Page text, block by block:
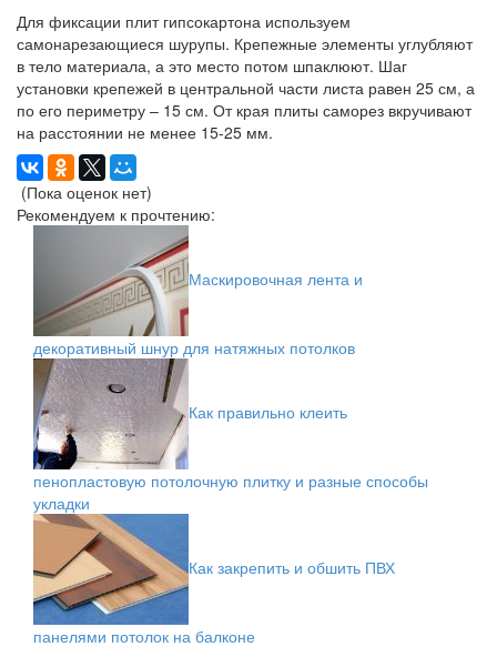
Для фиксации плит гипсокартона используем
самонарезающиеся шурупы. Крепежные элементы углубляют
в тело материала, а это место потом шпаклюют. Шаг
установки крепежей в центральной части листа равен 25 см, а
по его периметру – 15 см. От края плиты саморез вкручивают
на расстоянии не менее 15-25 мм.
(Пока оценок нет)
Рекомендуем к прочтению:
Маскировочная лента и
декоративный шнур для натяжных потолков
Как правильно клеить
пенопластовую потолочную плитку и разные способы
укладки
Как закрепить и обшить ПВХ
панелями потолок на балконе